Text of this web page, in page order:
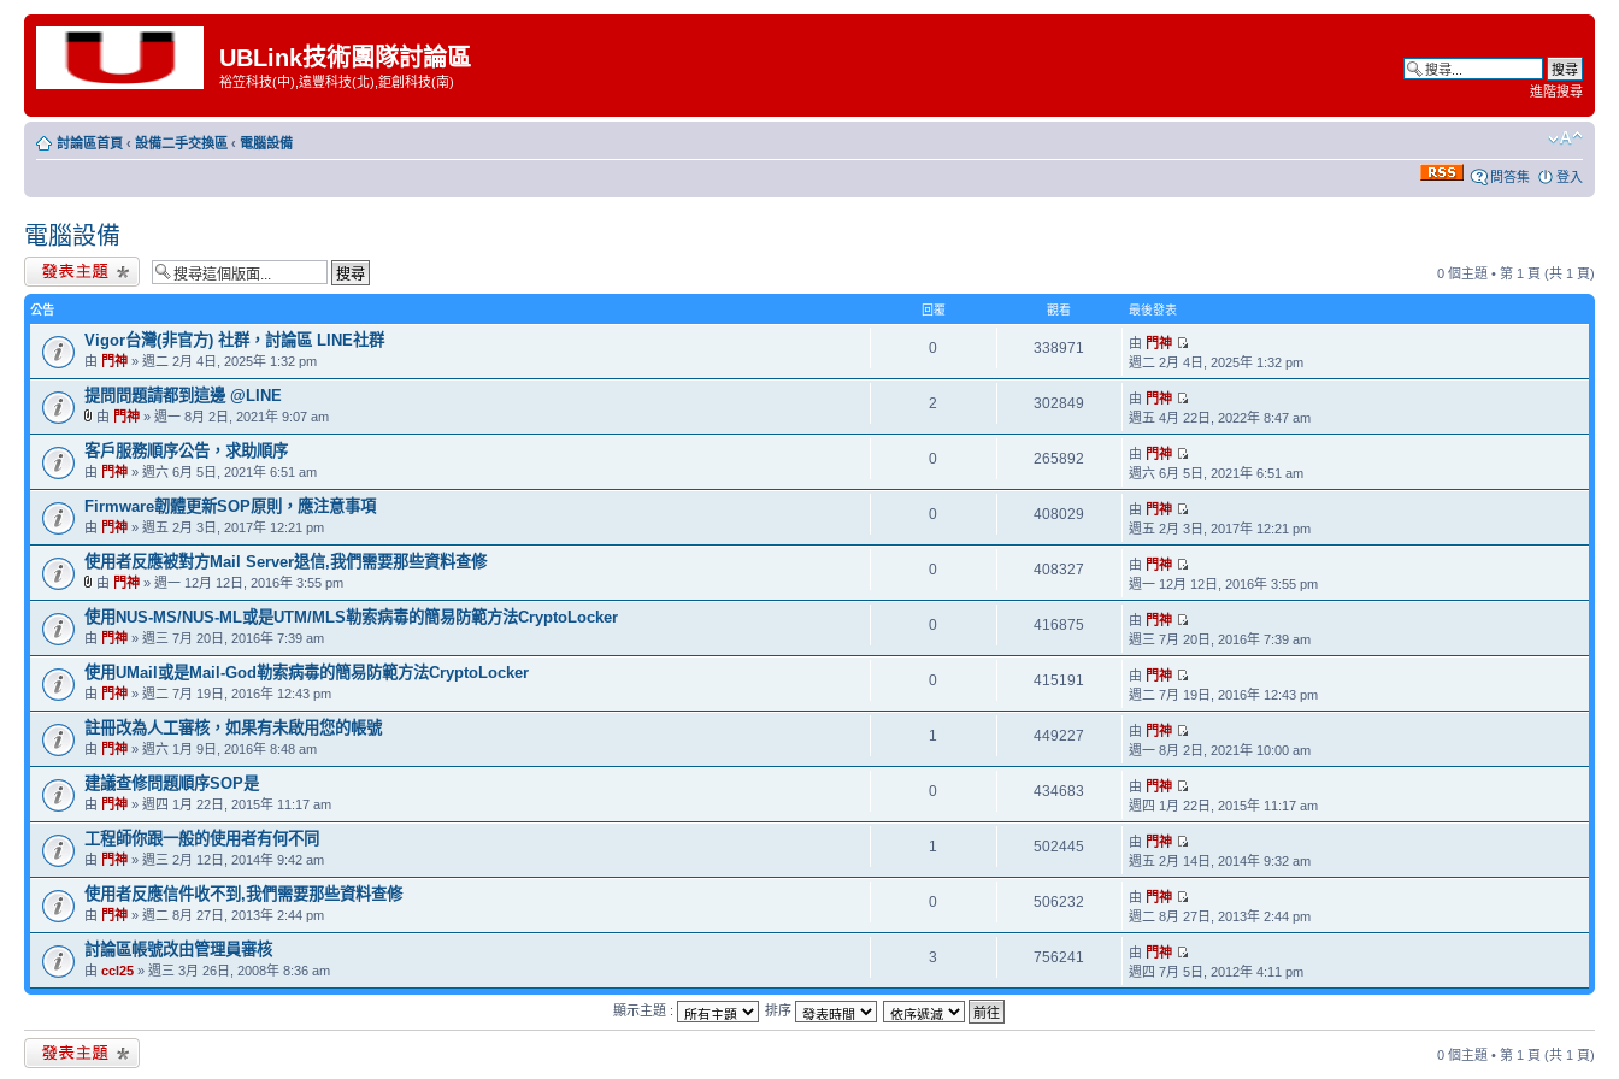
UBLink技術團隊討論區
裕笠科技(中),遠豐科技(北),鉅創科技(南)
進階搜尋
討論區首頁 ‹ 設備二手交換區 ‹ 電腦設備
問答集 登入
電腦設備
發表新主題 0 個主題 • 第 1 頁 (共 1 頁)
公告 回覆 觀看 最後發表
Vigor台灣(非官方) 社群，討論區 LINE社群
由 門神 » 週二 2月 4日, 2025年 1:32 pm
0 338971 由 門神
週二 2月 4日, 2025年 1:32 pm
提問問題請都到這邊 @LINE
由 門神 » 週一 8月 2日, 2021年 9:07 am
2 302849 由 門神
週五 4月 22日, 2022年 8:47 am
客戶服務順序公告，求助順序
由 門神 » 週六 6月 5日, 2021年 6:51 am
0 265892 由 門神
週六 6月 5日, 2021年 6:51 am
Firmware韌體更新SOP原則，應注意事項
由 門神 » 週五 2月 3日, 2017年 12:21 pm
0 408029 由 門神
週五 2月 3日, 2017年 12:21 pm
使用者反應被對方Mail Server退信,我們需要那些資料查修
由 門神 » 週一 12月 12日, 2016年 3:55 pm
0 408327 由 門神
週一 12月 12日, 2016年 3:55 pm
使用NUS-MS/NUS-ML或是UTM/MLS勒索病毒的簡易防範方法CryptoLocker
由 門神 » 週三 7月 20日, 2016年 7:39 am
0 416875 由 門神
週三 7月 20日, 2016年 7:39 am
使用UMail或是Mail-God勒索病毒的簡易防範方法CryptoLocker
由 門神 » 週二 7月 19日, 2016年 12:43 pm
0 415191 由 門神
週二 7月 19日, 2016年 12:43 pm
註冊改為人工審核，如果有未啟用您的帳號
由 門神 » 週六 1月 9日, 2016年 8:48 am
1 449227 由 門神
週一 8月 2日, 2021年 10:00 am
建議查修問題順序SOP是
由 門神 » 週四 1月 22日, 2015年 11:17 am
0 434683 由 門神
週四 1月 22日, 2015年 11:17 am
工程師你跟一般的使用者有何不同
由 門神 » 週三 2月 12日, 2014年 9:42 am
1 502445 由 門神
週五 2月 14日, 2014年 9:32 am
使用者反應信件收不到,我們需要那些資料查修
由 門神 » 週二 8月 27日, 2013年 2:44 pm
0 506232 由 門神
週二 8月 27日, 2013年 2:44 pm
討論區帳號改由管理員審核
由 ccl25 » 週三 3月 26日, 2008年 8:36 am
3 756241 由 門神
週四 7月 5日, 2012年 4:11 pm
顯示主題 : 排序
發表新主題 0 個主題 • 第 1 頁 (共 1 頁)